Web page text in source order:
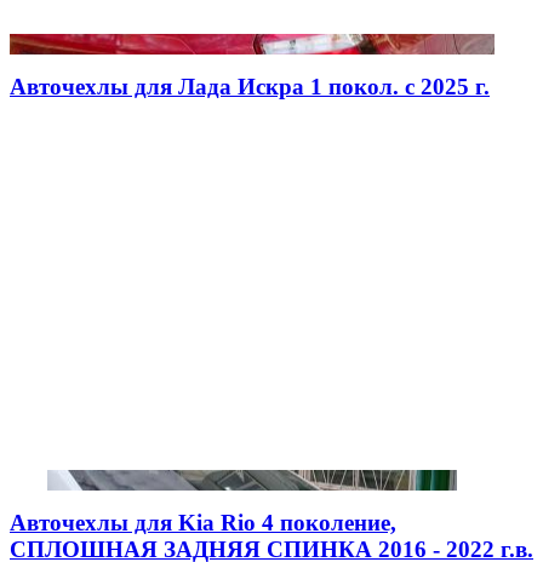
Авточехлы для Лада Искра 1 покол. с 2025 г.
Авточехлы для Kia Rio 4 поколение,
СПЛОШНАЯ ЗАДНЯЯ СПИНКА 2016 - 2022 г.в.